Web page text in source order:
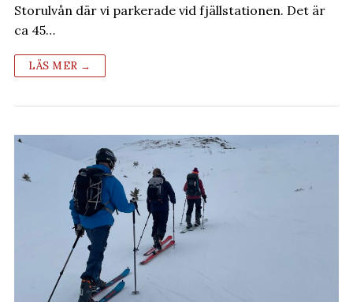
Storulvån där vi parkerade vid fjällstationen. Det är
ca 45…
LÄS MER →